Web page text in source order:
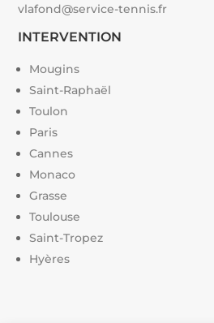
vlafond@service-tennis.fr
INTERVENTION
Mougins
Saint-Raphaël
Toulon
Paris
Cannes
Monaco
Grasse
Toulouse
Saint-Tropez
Hyères